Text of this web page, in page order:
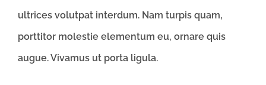
ultrices volutpat interdum. Nam turpis quam,
porttitor molestie elementum eu, ornare quis
augue. Vivamus ut porta ligula.